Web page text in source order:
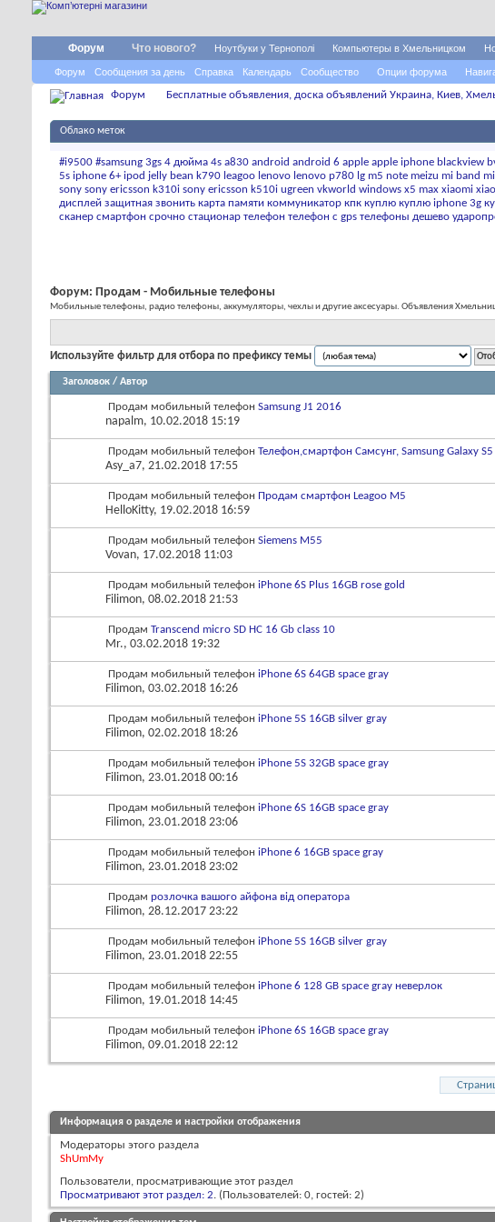
Форум
Форум Сообщения за день Справка Календарь Сообщество Опции форума
Что нового? Ноутбуки у Тернополі Компьютеры в Хмельницком
Форум Бесплатные объявления, доска объявлений Украина, Киев,
Облако меток
#i9500 #samsung 3gs 4 дюйма 4s a830 android android 6 apple apple iphone blackview
5s iphone 6+ ipod jelly bean k790 leagoo lenovo lenovo p780 lg m5 note meizu mi band
sony sony ericsson k310i sony ericsson k510i ugreen vkworld windows x5 max xiaomi
дисплей защитная звонить карта памяти коммуникатор кпк куплю куплю iphone 3g
сканер смартфон срочно стационар телефон телефон с gps телефоны дешево
Форум: Продам - Мобильные телефоны
Мобильные телефоны, радио телефоны, аккумуляторы, чехлы и другие аксесуары. Объявления
Используйте фильтр для отбора по префиксу темы
Заголовок / Автор
Продам мобильный телефон Samsung J1 2016
napalm, 10.02.2018 15:19
Продам мобильный телефон Телефон,смартфон Самсунг, Samsung Galaxy
Asy_a7, 21.02.2018 17:55
Продам мобильный телефон Продам смартфон Leagoo M5
HelloKitty, 19.02.2018 16:59
Продам мобильный телефон Siemens M55
Vovan, 17.02.2018 11:03
Продам мобильный телефон iPhone 6S Plus 16GB rose gold
Filimon, 08.02.2018 21:53
Продам Transcend micro SD HC 16 Gb class 10
Mr., 03.02.2018 19:32
Продам мобильный телефон iPhone 6S 64GB space gray
Filimon, 03.02.2018 16:26
Продам мобильный телефон iPhone 5S 16GB silver gray
Filimon, 02.02.2018 18:26
Продам мобильный телефон iPhone 5S 32GB space gray
Filimon, 23.01.2018 00:16
Продам мобильный телефон iPhone 6S 16GB space gray
Filimon, 23.01.2018 23:06
Продам мобильный телефон iPhone 6 16GB space gray
Filimon, 23.01.2018 23:02
Продам розлочка вашого айфона від оператора
Filimon, 28.12.2017 23:22
Продам мобильный телефон iPhone 5S 16GB silver gray
Filimon, 23.01.2018 22:55
Продам мобильный телефон iPhone 6 128 GB space gray неверлок
Filimon, 19.01.2018 14:45
Продам мобильный телефон iPhone 6S 16GB space gray
Filimon, 09.01.2018 22:12
Информация о разделе и настройки отображения
Модераторы этого раздела
ShUmMy
Пользователи, просматривающие этот раздел
Просматривают этот раздел: 2. (Пользователей: 0, гостей: 2)